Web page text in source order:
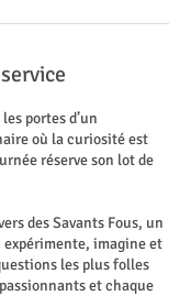
portes d’un
où la curiosité est
réserve son lot de
des Savants Fous, un
expérimente, imagine et
les plus folles
et chaque